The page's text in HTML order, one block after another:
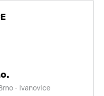
- Ivanovice